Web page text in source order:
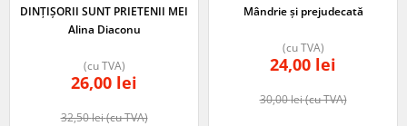
DINȚIȘORII SUNT PRIETENII MEI
Alina Diaconu
32,50lei(cu TVA)
26,00 lei
(cu TVA)
Mândrie și prejudecată
30,00lei(cu TVA)
24,00 lei
(cu TVA)